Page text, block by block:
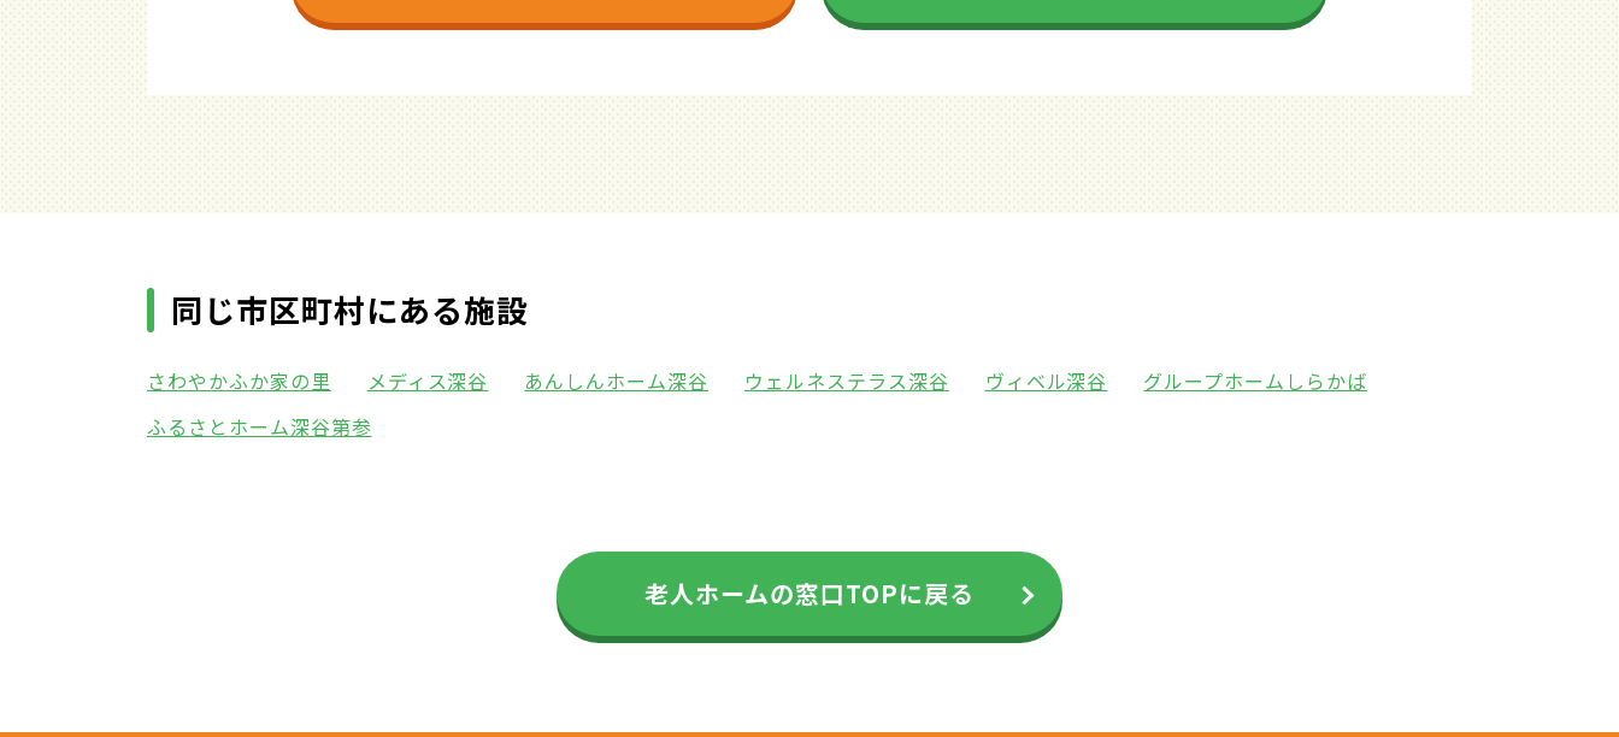
同じ市区町村にある施設
さわやかふか家の里 メディス深谷 あんしんホーム深谷 ウェルネステラス深谷 ヴィベル深谷
グループホームしらかば
ふるさとホーム深谷第参
老人ホームの窓口TOPに戻る